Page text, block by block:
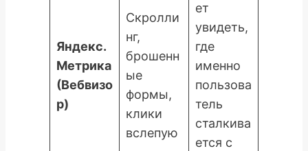
Яндекс.
Метрика
(Вебвизо
р)
Скролли
нг,
брошенн
ые
формы,
клики
вслепую
ет
увидеть,
где
именно
пользова
тель
сталкива
ется с